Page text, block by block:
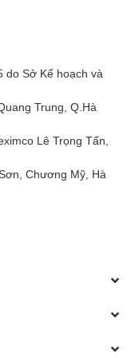
do Sở Kế hoạch và
Trung, Q.Hà
Lê Trọng Tấn,
Chương Mỹ, Hà